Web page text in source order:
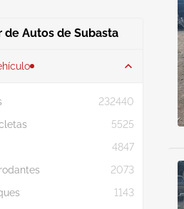
de Autos de Subasta
232440
5525
4847
2073
1143